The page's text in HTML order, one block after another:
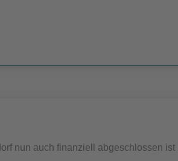
nun auch finanziell abgeschlossen ist